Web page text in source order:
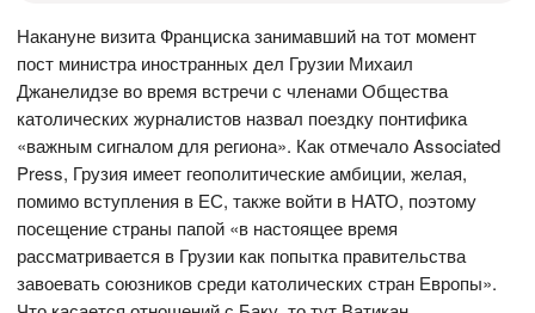
Накануне визита Франциска занимавший на тот момент
пост министра иностранных дел Грузии Михаил
Джанелидзе во время встречи с членами Общества
католических журналистов назвал поездку понтифика
«важным сигналом для региона». Как отмечало Associated
Press, Грузия имеет геополитические амбиции, желая,
помимо вступления в ЕС, также войти в НАТО, поэтому
посещение страны папой «в настоящее время
рассматривается в Грузии как попытка правительства
завоевать союзников среди католических стран Европы».